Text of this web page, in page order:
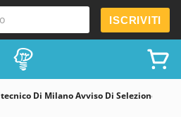
ISCRIVITI
Di Milano Avviso Di Selezione